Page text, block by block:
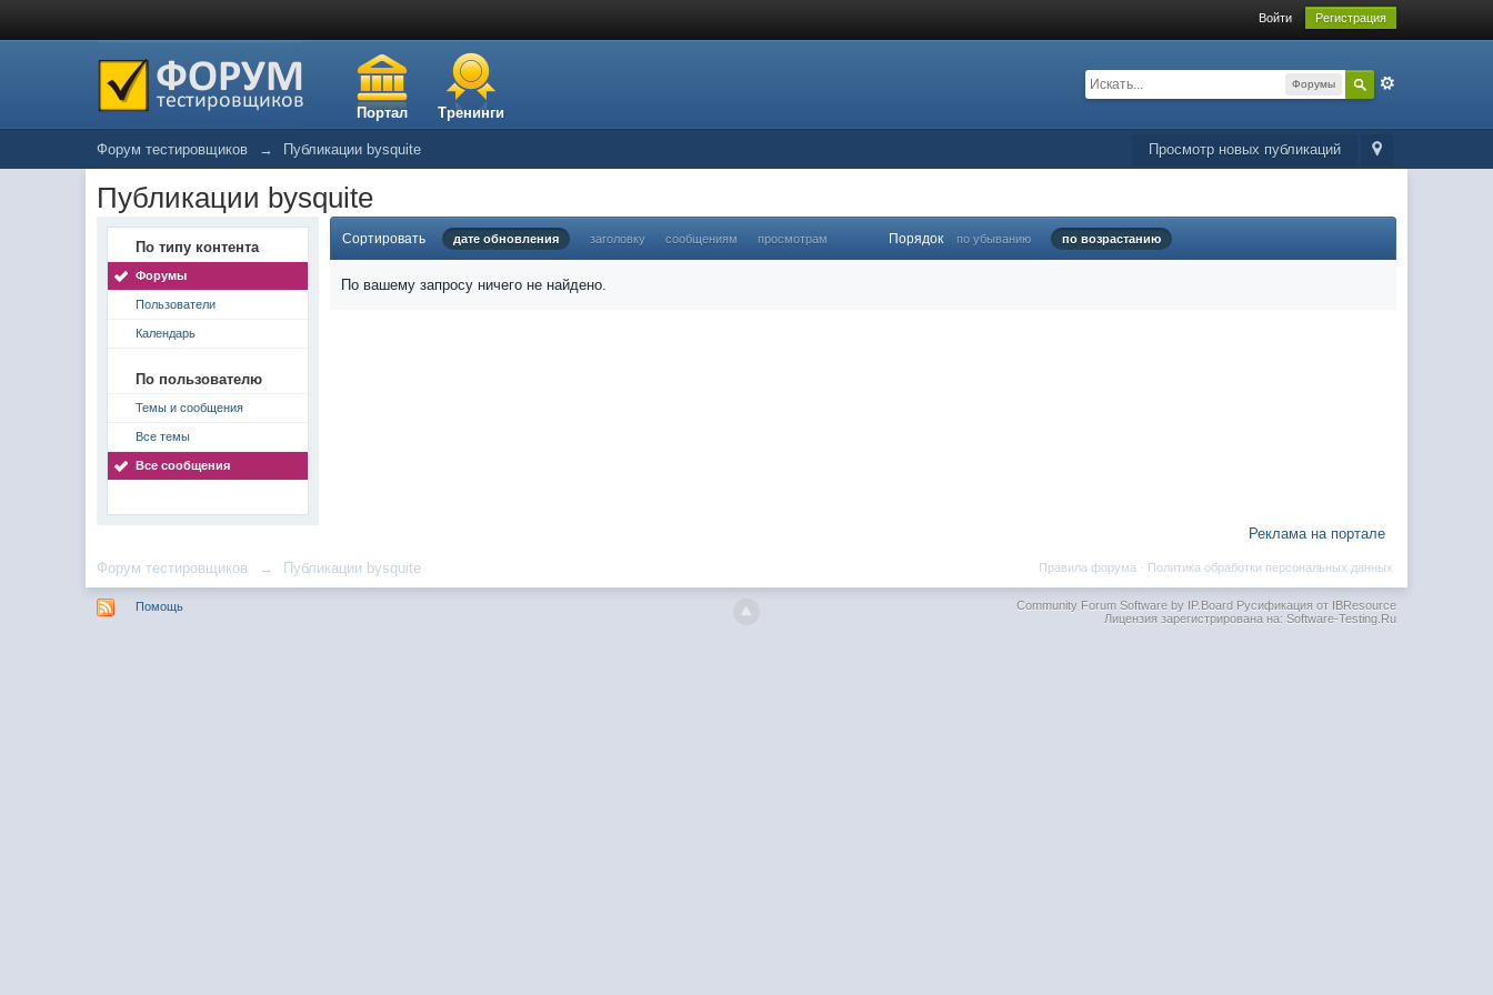
Войти Регистрация
Портал Тренинги
Форумы
Просмотр новых публикаций
Форум тестировщиков → Публикации bysquite
Публикации bysquite
По типу контента
Форумы
Пользователи
Календарь
По пользователю
Темы и сообщения
Все темы
Все сообщения
Сортировать дате обновления заголовку сообщениям просмотрам Порядок по убыванию по возрастанию
По вашему запросу ничего не найдено.
Реклама на портале
Форум тестировщиков → Публикации bysquite Политика обработки персональных данных
Правила форума ·
Помощь Community Forum Software by IP.BoardРусификация от IBResource
Лицензия зарегистрирована на: Software-Testing.Ru